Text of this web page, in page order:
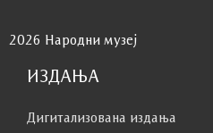
2026 Народни музеј
ИЗДАЊА
Дигитализована издања